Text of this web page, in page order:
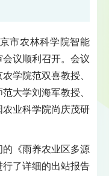
市农林科学院智能
议顺利召开。会议
学院范双喜教授、
大学刘海军教授、
业科学院尚庆茂研
《雨养农业区多源
了详细的出站报告